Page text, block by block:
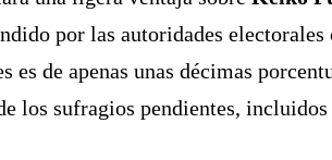
por las autoridades electorales
es de apenas unas décimas
los sufragios pendientes,